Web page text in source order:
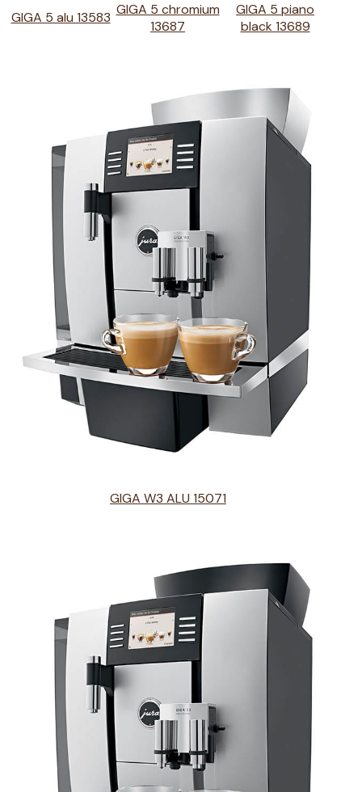
GIGA 5 alu 13583 GIGA 5 chromium
13687
GIGA 5 piano
black 13689
GIGA W3 ALU 15071